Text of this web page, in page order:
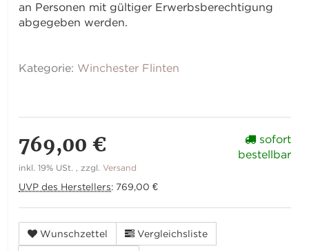
an Personen mit gültiger Erwerbsberechtigung
abgegeben werden.
Kategorie: Winchester Flinten
769,00 €
inkl. 19% USt. , zzgl.Versand
UVP des Herstellers: 769,00 €
sofort
bestellbar
Wunschzettel Vergleichsliste